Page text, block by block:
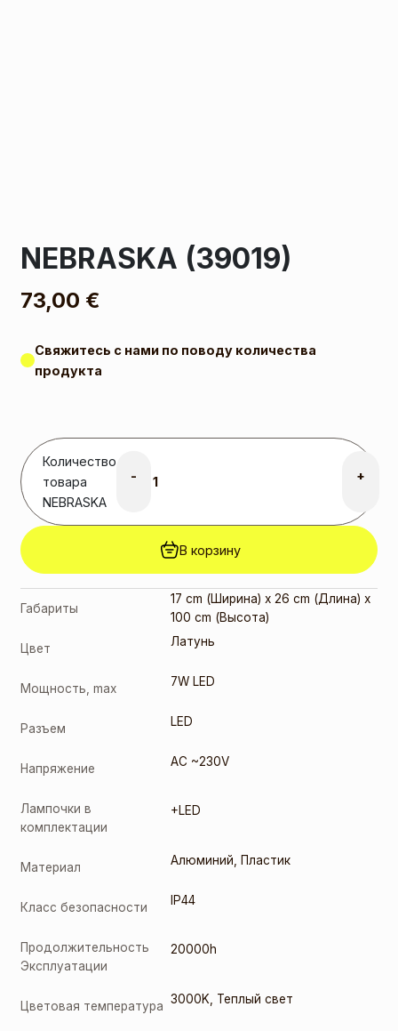
NEBRASKA (39019)
73,00 €
Свяжитесь с нами по поводу количества
продукта
Количество
товара
NEBRASKA
- +
В корзину
Габариты
17 cm (Ширина) x 26 cm (Длина) x
100 cm (Высота)
Цвет Латунь
Мощность, max 7W LED
Разъем LED
Напряжение AC ~230V
Лампочки в
комплектации
+LED
Материал Алюминий Пластик
Класс безопасности IP44
Продолжительность
Эксплуатации
20000h
Цветовая температура 3000K Теплый свет